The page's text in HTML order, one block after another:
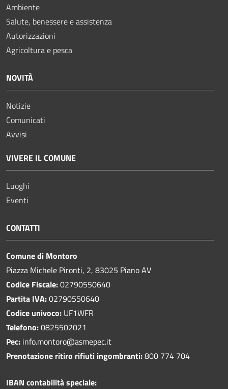
Ambiente
Salute, benessere e assistenza
Autorizzazioni
Agricoltura e pesca
NOVITÀ
Notizie
Comunicati
Avvisi
VIVERE IL COMUNE
Luoghi
Eventi
CONTATTI
Comune di Montoro
Piazza Michele Pironti, 2, 83025 Piano AV
Codice Fiscale:02790550640
Partita IVA:02790550640
Codice univoco: UF1WFR
Telefono:0825502021
Pec: info.montoro@asmepec.it
Prenotazione ritiro rifiuti ingombranti:800 774 704
IBAN contabilità speciale: